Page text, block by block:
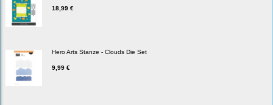
18,99 €
Hero Arts Stanze - Clouds Die Set
9,99 €